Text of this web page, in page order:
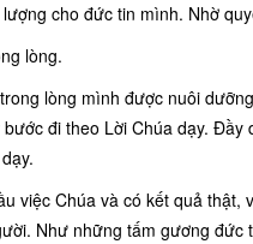
cho đức tin mình. Nhờ
lòng.
lòng mình được nuôi
đi theo Lời Chúa dạy.
việc Chúa và có kết quả
Như những tấm gương